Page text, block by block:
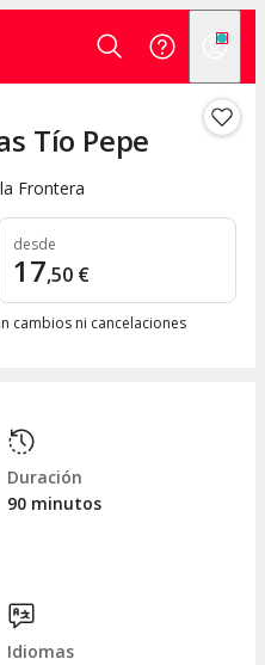
Tío Pepe
Frontera
desde
17,50 €
cambios ni cancelaciones
Duración
90 minutos
Idiomas